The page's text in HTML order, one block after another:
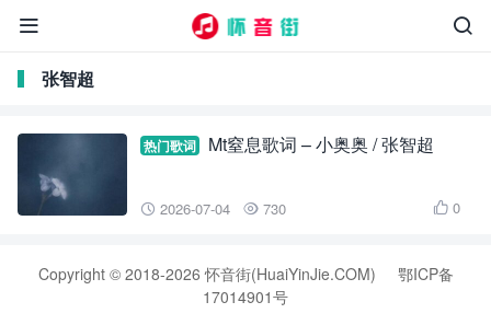


张智超
热门歌词 Mt窒息歌词 – 小奥奥 / 张智超
 2026-07-04  730  0
Copyright © 2018-2026 怀音街(HuaiYinJie.COM)
鄂ICP备
17014901号